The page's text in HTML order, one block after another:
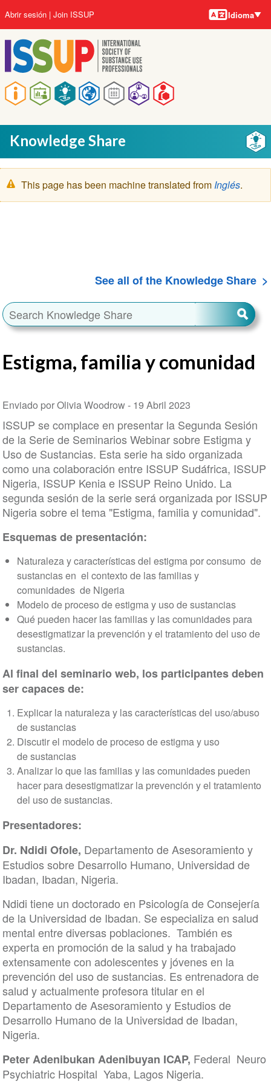
al
contenido
principal
Main
navigation
User
account
menu
Abrir sesión Join ISSUP Idiomas
Idioma
Knowledge Share
Mensaje
de
This page has been machine translated from Inglés.
See all of the Knowledge Share
Estigma, familia y comunidad
Enviado por Olivia Woodrow - 19 Abril 2023
ISSUP se complace en presentar la Segunda Sesión
de la Serie de Seminarios Webinar sobre Estigma y
Uso de Sustancias. Esta serie ha sido organizada
como una colaboración entre ISSUP Sudáfrica, ISSUP
Nigeria, ISSUP Kenia e ISSUP Reino Unido. La
segunda sesión de la serie será organizada por ISSUP
Nigeria sobre el tema "Estigma, familia y comunidad".
Esquemas de presentación:
Naturaleza y características del estigma por consumo de
sustancias en el contexto de las familias y
comunidades de Nigeria
Modelo de proceso de estigma y uso de sustancias
Qué pueden hacer las familias y las comunidades para
desestigmatizar la prevención y el tratamiento del uso de
sustancias.
Al final del seminario web, los participantes deben
ser capaces de:
Explicar la naturaleza y las características del uso/abuso
de sustancias
Discutir el modelo de proceso de estigma y uso
de sustancias
Analizar lo que las familias y las comunidades pueden
hacer para desestigmatizar la prevención y el tratamiento
del uso de sustancias.
Presentadores:
Dr. Ndidi Ofole, Departamento de Asesoramiento y
Estudios sobre Desarrollo Humano, Universidad de
Ibadan, Ibadan, Nigeria.
Ndidi tiene un doctorado en Psicología de Consejería
de la Universidad de Ibadan. Se especializa en salud
mental entre diversas poblaciones. También es
experta en promoción de la salud y ha trabajado
extensamente con adolescentes y jóvenes en la
prevención del uso de sustancias. Es entrenadora de
salud y actualmente profesora titular en el
Departamento de Asesoramiento y Estudios de
Desarrollo Humano de la Universidad de Ibadan,
Nigeria.
Peter Adenibukan Adenibuyan ICAP, Federal Neuro
Psychiatric Hospital Yaba, Lagos Nigeria.